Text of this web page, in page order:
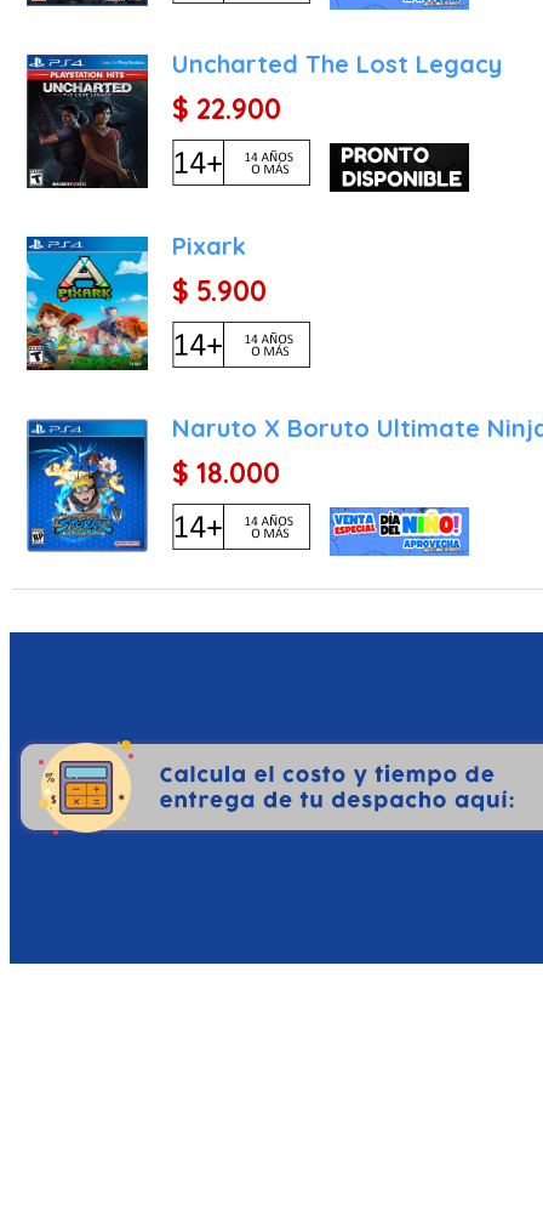
katanas basado en la
convirtiéndose en una
Uncharted The Lost Legacy
$ 22.900
Pixark
$ 5.900
Naruto X Boruto Ultimate
$ 18.000